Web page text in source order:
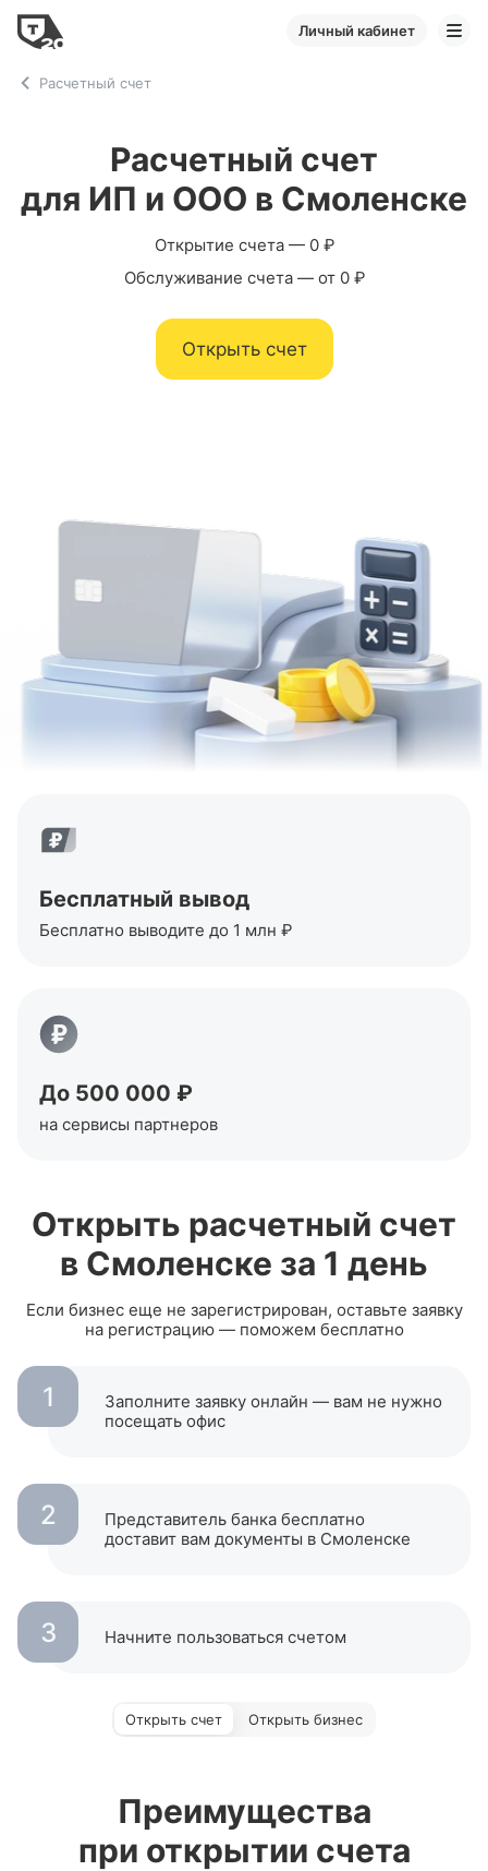
Личный кабинет
Расчетный счет
Расчетный счет
для ИП и ООО в Смоленске
Открытие счета — 0 ₽
Обслуживание счета — от 0 ₽
Открыть счет
Бесплатный вывод
Бесплатно выводите до 1 млн ₽
До 500 000 ₽
на сервисы партнеров
Открыть расчетный счет
в Смоленске за 1 день
Если бизнес еще не зарегистрирован, оставьте заявку
на регистрацию — поможем бесплатно
1
Заполните заявку онлайн — вам не нужно
посещать офиc
2
Представитель банка бесплатно
доставит вам документы в Смоленске
3 Начните пользоваться счетом
Открыть счет Открыть бизнес
Преимущества
при открытии счета